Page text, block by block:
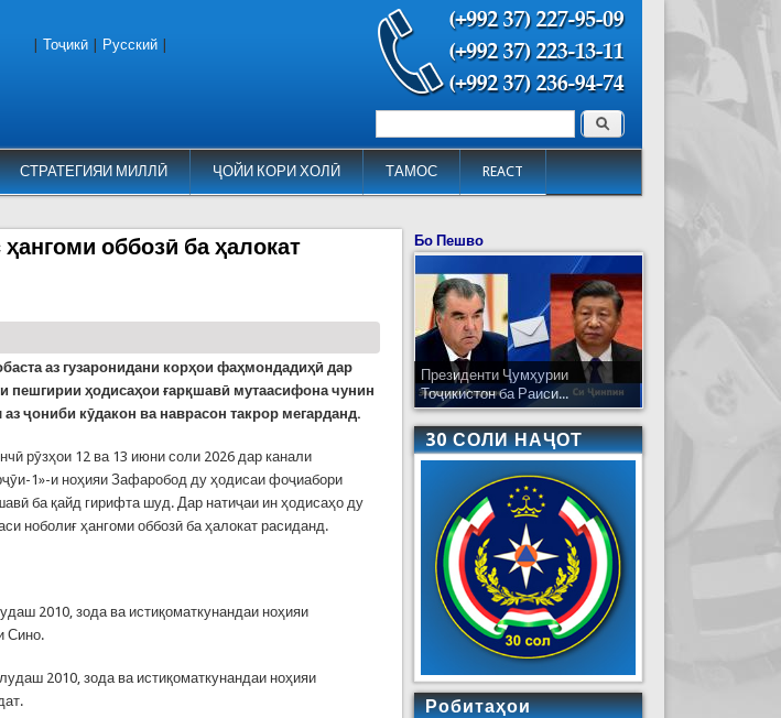
СТРАТЕГИЯИ МИЛЛӢ ҶОЙИ КОРИ ХОЛӢ ТАМОС REACT
Форма поиска Поиск
Тоҷикӣ Русский
оббозӣ ба ҳалокат
аз гузаронидани корҳои фаҳмондадиҳӣ дар
пешгирии ҳодисаҳои ғарқшавӣ мутаасифона чунин
аз ҷониби кӯдакон ва наврасон такрор мегарданд.
рӯзҳои 12 ва 13 июни соли 2026 дар канали
1»-и ноҳияи Зафаробод ду ҳодисаи фоҷиабори
ба қайд гирифта шуд. Дар натиҷаи ин ҳодисаҳо ду
ноболиғ ҳангоми оббозӣ ба ҳалокат расиданд.
2010, зода ва истиқоматкунандаи ноҳияи
Сино.
2010, зода ва истиқоматкунандаи ноҳияи
Бо Пешво
Президенти Ҷумҳурии
Тоҷикистон ба Раиси...
30 СОЛИ НАҶОТ
Робитаҳои